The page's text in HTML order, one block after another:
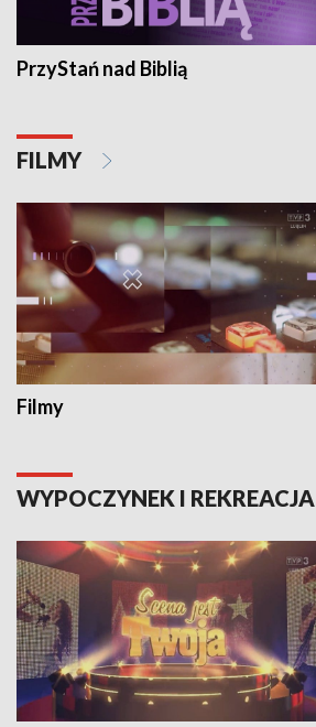
PrzyStań nad Biblią
FILMY
Filmy
WYPOCZYNEK I REKREACJA